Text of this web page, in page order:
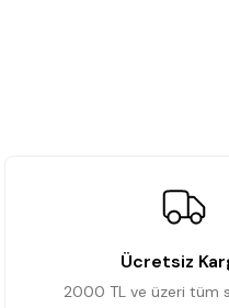
Ücretsiz
2000 TL ve üzeri tüm